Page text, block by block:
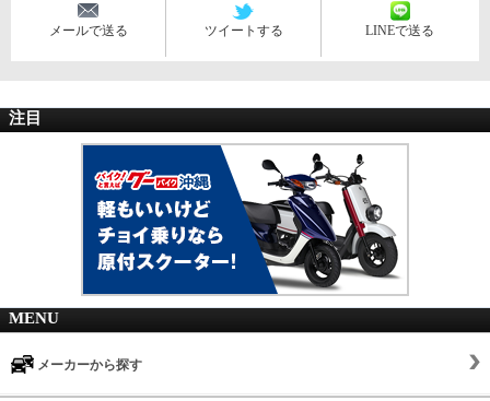
メールで送る ツイートする LINEで送る
注目
MENU
メーカーから探す